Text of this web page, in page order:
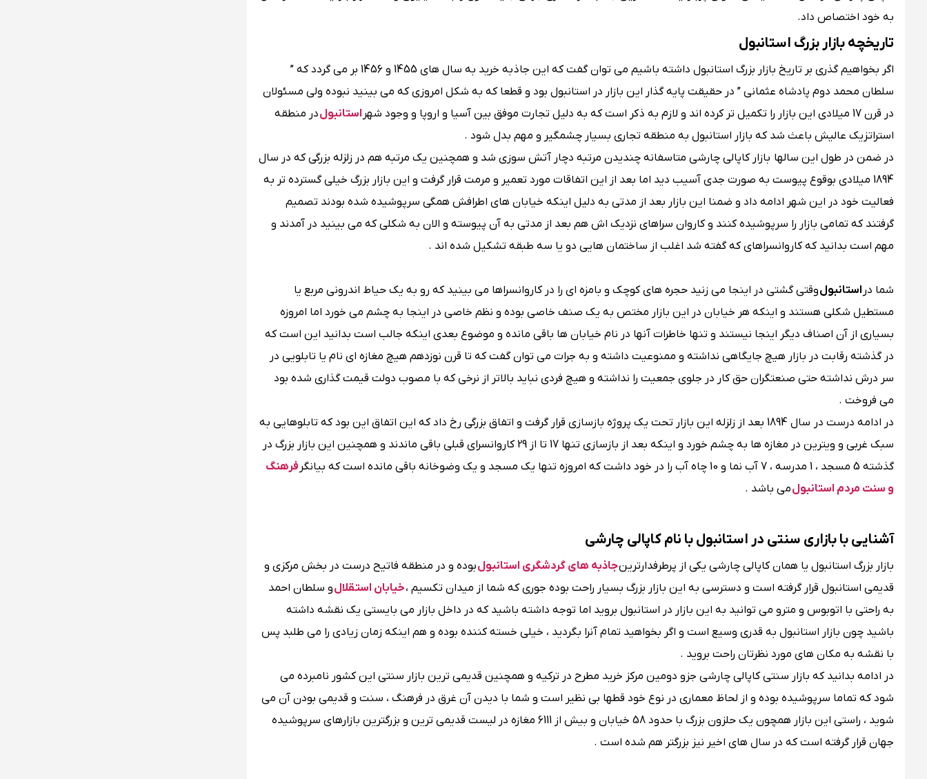
به خود اختصاص داد.
تاریخچه بازار بزرگ استانبول
اگر بخواهیم گذری بر تاریخ بازار بزرگ استانبول داشته باشیم می توان گفت که این جاذبه خرید به سال های 1455 و 1456 بر می گردد که ”
سلطان محمد دوم پادشاه عثمانی ” در حقیقت پایه گذار این بازار در استانبول بود و قطعا که به شکل امروزی که می بینید نبوده ولی مسئولان
در قرن 17 میلادی این بازار را تکمیل تر کرده اند و لازم به ذکر است که به دلیل تجارت موفق بین آسیا و اروپا و وجود شهر
استانبولدر منطقه
استراتزیک عالیش باعث شد که بازار استانبول به منطقه تجاری بسیار چشمگیر و مهم بدل شود .
در ضمن در طول این سالها بازار کاپالی چارشی متاسفانه چندیدن مرتبه دچار آتش سوزی شد و همچنین یک مرتبه هم در زلزله بزرگی که در سال
1894 میلادی بوقوع پیوست به صورت جدی آسیب دید اما بعد از این اتفاقات مورد تعمیر و مرمت قرار گرفت و این بازار بزرگ خیلی گسترده تر به
فعالیت خود در این شهر ادامه داد و ضمنا این بازار بعد از مدتی به دلیل اینکه خیابان‌ های اطرافش همگی سرپوشیده شده بودند تصمیم
گرفتند که تمامی بازار را سرپوشیده کنند و کاروان سراهای نزدیک اش هم بعد از مدتی به آن پیوسته و الان به شکلی که می بینید در آمدند و
مهم است بدانید که کاروانسراهای که گفته شد اغلب از ساختمان‌ هایی دو یا سه طبقه تشکیل شده ‌اند .
شما در استانبولوقتی گشتی در اینجا می زنید حجره ‌های کوچک و بامزه ای را در کاروانسراها می‌ بینید که رو به یک حیاط اندرونی مربع یا
مستطیل شکلی هستند و اینکه هر خیابان در این بازار مختص به یک صنف خاصی بوده و نظم خاصی در اینجا به چشم می خورد اما امروزه
بسیاری از آن اصناف دیگر اینجا نیستند و تنها خاطرات آنها در نام خیابان ‌ها باقی مانده و موضوع بعدی اینکه جالب است بدانید این است که
در گذشته رقابت در بازار هیچ جایگاهی نداشته و ممنوعیت داشته و به جرات می توان گفت که تا قرن نوزدهم هیچ مغازه‌ ای نام یا تابلویی در
سر درش نداشته حتی صنعتگران حق کار در جلوی جمعیت را نداشته و هیچ فردی نباید بالاتر از نرخی که با مصوب دولت قیمت گذاری شده بود
می فروخت .
در ادامه درست در سال 1894 بعد از زلزله این بازار تحت یک پروژه بازسازی قرار گرفت و اتفاق بزرگی رخ داد که این اتفاق این بود که تابلوهایی به
سبک غربی و ویترین‌ در مغازه ‌ها به چشم خورد و اینکه بعد از بازسازی تنها 17 تا از 29 کاروانسرای قبلی باقی ماندند و همچنین این بازار بزرگ در
گذشته 5 مسجد ، 1 مدرسه ، 7 آب‌ نما و 10 چاه آب را در خود داشت که امروزه تنها یک مسجد و یک وضوخانه باقی مانده است که بیانگر
فرهنگ
و سنت مردم استانبولمی باشد .
آشنایی با بازاری سنتی در استانبول با نام کاپالی چارشی
بازار بزرگ استانبول یا همان کاپالی چارشی یکی از پرطرفدارترینجاذبه های گردشگری استانبولبوده و در منطقه فاتیح درست در بخش مرکزی و
قدیمی استانبول قرار گرفته است و دسترسی به این بازار بزرگ بسیار راحت بوده جوری که شما از میدان تکسیم ،خیابان استقلالو سلطان احمد
به راحتی با اتوبوس و مترو می توانید به این بازار در استانبول بروید اما توجه داشته باشید که در داخل بازار می بایستی یک نقشه داشته
باشید چون بازار استانبول به قدری وسیع است و اگر بخواهید تمام آنرا بگردید ، خیلی خسته کننده بوده و هم اینکه زمان زیادی را می طلبد پس
با نقشه به مکان های مورد نظرتان راحت بروید .
در ادامه بدانید که بازار سنتی کاپالی چارشی جزو دومین مرکز خرید مطرح در ترکیه و همچنین قدیمی ترین بازار سنتی این کشور نامبرده می
شود که تماما سرپوشیده بوده و از لحاظ معماری در نوع خود قطها بی نظیر است و شما با دیدن آن غرق در فرهنگ ، سنت و قدیمی بودن آن می
شوید ، راستی این بازار همچون یک حلزون بزرگ با حدود 58 خیابان و بیش از 6111 مغازه در لیست قدیمی ترین و بزرگترین بازارهای سرپوشیده
جهان قرار گرفته است که در سال های اخیر نیز بزرگتر هم شده است .